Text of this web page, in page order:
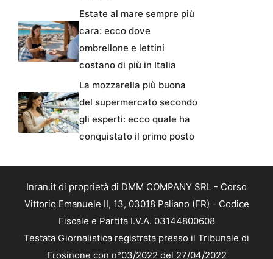
Estate al mare sempre più
cara: ecco dove
ombrellone e lettini
costano di più in Italia
La mozzarella più buona
del supermercato secondo
gli esperti: ecco quale ha
conquistato il primo posto
Inran.it di proprietà di DMM COMPANY SRL - Corso
Vittorio Emanuele II, 13, 03018 Paliano (FR) - Codice
Fiscale e Partita I.V.A. 03144800608
Testata Giornalistica registrata presso il Tribunale di
Frosinone con n°03/2022 del 27/04/2022